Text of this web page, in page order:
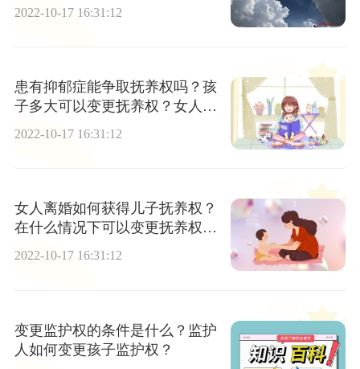
2022-10-17 16:31:12
患有抑郁症能争取抚养权吗？孩
子多大可以变更抚养权？女人如
2022-10-17 16:31:12
女人离婚如何获得儿子抚养权？
在什么情况下可以变更抚养权？
可以变更监护权的情形有哪些？
2022-10-17 16:31:12
变更监护权的条件是什么？监护
人如何变更孩子监护权？